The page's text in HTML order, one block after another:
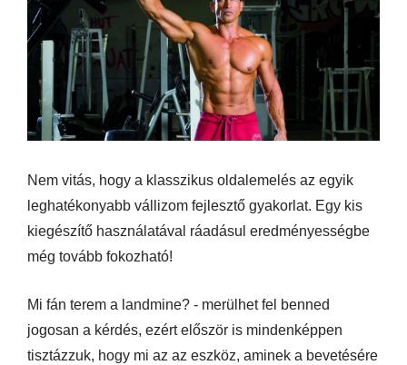
Nem vitás, hogy a klasszikus oldalemelés az egyik
leghatékonyabb vállizom fejlesztő gyakorlat. Egy kis
kiegészítő használatával ráadásul eredményességbe
még tovább fokozható!
Mi fán terem a landmine? - merülhet fel benned
jogosan a kérdés, ezért először is mindenképpen
tisztázzuk, hogy mi az az eszköz, aminek a bevetésére